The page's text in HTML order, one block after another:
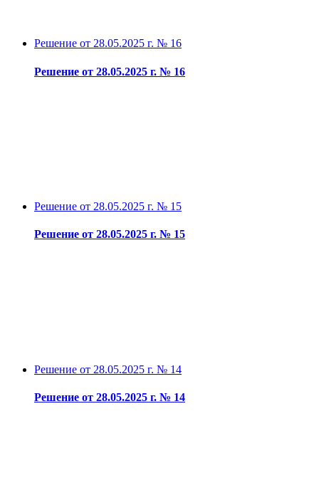
Решение от 28.05.2025 г. № 16
Решение от 28.05.2025 г. № 16
Решение от 28.05.2025 г. № 15
Решение от 28.05.2025 г. № 15
Решение от 28.05.2025 г. № 14
Решение от 28.05.2025 г. № 14